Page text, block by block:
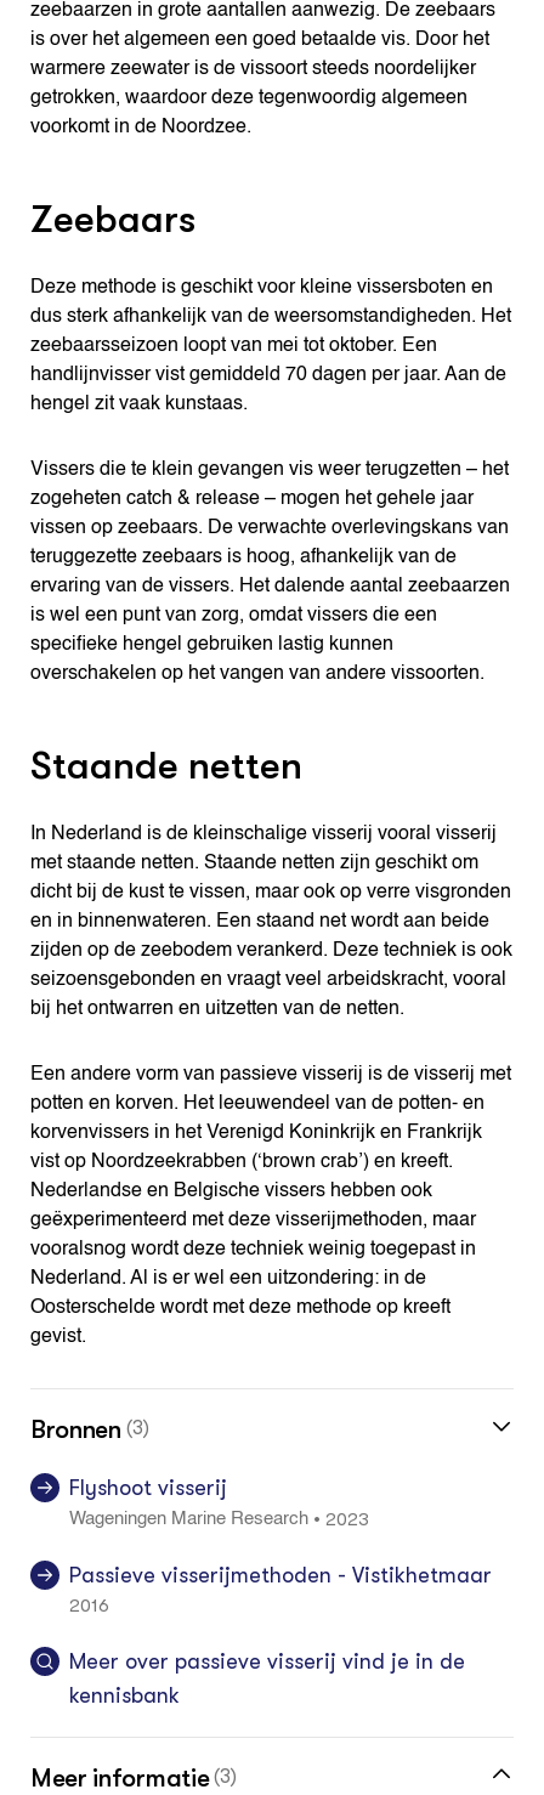
zeebaarzen in grote aantallen aanwezig. De zeebaars
is over het algemeen een goed betaalde vis. Door het
warmere zeewater is de vissoort steeds noordelijker
getrokken, waardoor deze tegenwoordig algemeen
voorkomt in de Noordzee.
Zeebaars
Deze methode is geschikt voor kleine vissersboten en
dus sterk afhankelijk van de weersomstandigheden. Het
zeebaarsseizoen loopt van mei tot oktober. Een
handlijnvisser vist gemiddeld 70 dagen per jaar. Aan de
hengel zit vaak kunstaas.
Vissers die te klein gevangen vis weer terugzetten – het
zogeheten catch & release – mogen het gehele jaar
vissen op zeebaars. De verwachte overlevingskans van
teruggezette zeebaars is hoog, afhankelijk van de
ervaring van de vissers. Het dalende aantal zeebaarzen
is wel een punt van zorg, omdat vissers die een
specifieke hengel gebruiken lastig kunnen
overschakelen op het vangen van andere vissoorten.
Staande netten
In Nederland is de kleinschalige visserij vooral visserij
met staande netten. Staande netten zijn geschikt om
dicht bij de kust te vissen, maar ook op verre visgronden
en in binnenwateren. Een staand net wordt aan beide
zijden op de zeebodem verankerd. Deze techniek is ook
seizoensgebonden en vraagt veel arbeidskracht, vooral
bij het ontwarren en uitzetten van de netten.
Een andere vorm van passieve visserij is de visserij met
potten en korven. Het leeuwendeel van de potten- en
korvenvissers in het Verenigd Koninkrijk en Frankrijk
vist op Noordzeekrabben (‘brown crab’) en kreeft.
Nederlandse en Belgische vissers hebben ook
geëxperimenteerd met deze visserijmethoden, maar
vooralsnog wordt deze techniek weinig toegepast in
Nederland. Al is er wel een uitzondering: in de
Oosterschelde wordt met deze methode op kreeft
gevist.
Bronnen (3)
Flyshoot visserij
Wageningen Marine Research• 2023
Passieve visserijmethoden - Vistikhetmaar
2016
Meer over passieve visserij vind je in de
kennisbank
Meer informatie (3)